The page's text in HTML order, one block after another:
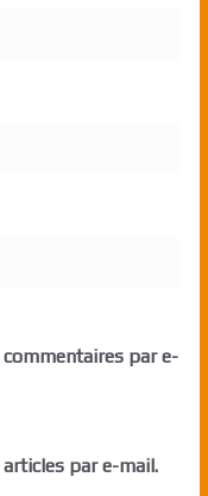
par e-
par e-mail.